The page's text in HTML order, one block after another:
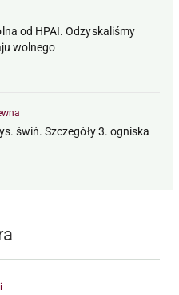
od HPAI. Odzyskaliśmy
wolnego
świń. Szczegóły 3. ogniska